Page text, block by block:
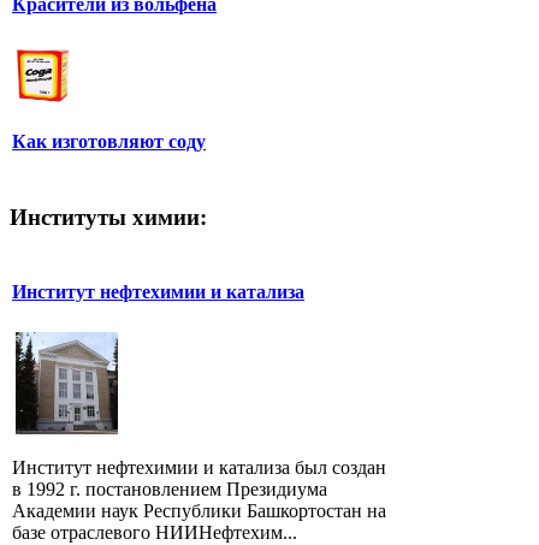
Красители из вольфена
Как изготовляют соду
Институты химии:
Институт нефтехимии и катализа
Институт нефтехимии и катализа был создан
в 1992 г. постановлением Президиума
Академии наук Республики Башкортостан на
базе отраслевого НИИНефтехим...